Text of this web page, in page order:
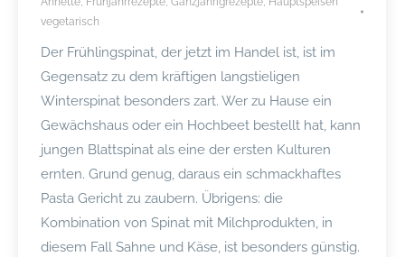
vegetarisch
Der Frühlingspinat, der jetzt im Handel ist, ist im
Gegensatz zu dem kräftigen langstieligen
Winterspinat besonders zart. Wer zu Hause ein
Gewächshaus oder ein Hochbeet bestellt hat, kann
jungen Blattspinat als eine der ersten Kulturen
ernten. Grund genug, daraus ein schmackhaftes
Pasta Gericht zu zaubern. Übrigens: die
Kombination von Spinat mit Milchprodukten, in
diesem Fall Sahne und Käse, ist besonders günstig.